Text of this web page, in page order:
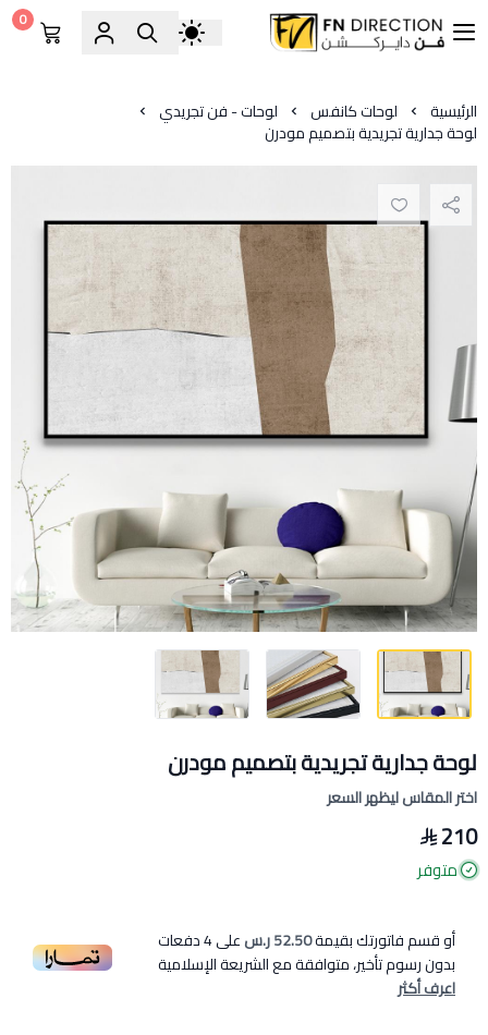
فن دايركشن
0
الرئيسية لوحات كانفس لوحات - فن تجريدي
لوحة جدارية تجريدية بتصميم مودرن
لوحة جدارية تجريدية بتصميم مودرن
اختر المقاس ليظهر السعر
210
متوفر
أو قسم فاتورتك بقيمة52.50 ر.س على4دفعات
بدون رسوم تأخير، متوافقة مع الشريعة الإسلامية
اعرف أكثر